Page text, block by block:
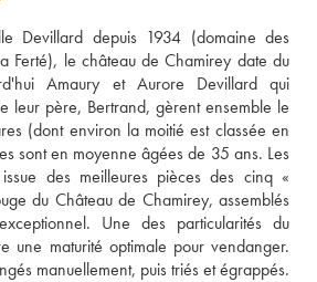
Devillard depuis 1934 (domaine des
Ferté), le château de Chamirey date du
Amaury et Aurore Devillard qui
leur père, Bertrand, gèrent ensemble le
(dont environ la moitié est classée en
sont en moyenne âgées de 35 ans. Les
des meilleures pièces des cinq «
du Château de Chamirey, assemblés
Une des particularités du
une maturité optimale pour vendanger.
manuellement, puis triés et égrappés.